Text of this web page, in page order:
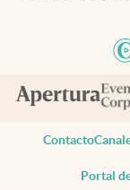
Contacto
Portal